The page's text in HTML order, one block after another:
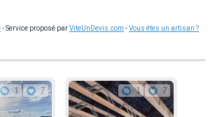
- Service proposé parViteUnDevis.com -Vous êtes un artisan ?
1 7 1 7